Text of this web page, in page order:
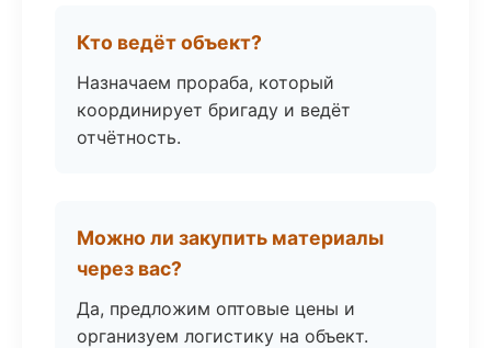
Кто ведёт объект?
Назначаем прораба, который
координирует бригаду и ведёт
отчётность.
Можно ли закупить материалы
через вас?
Да, предложим оптовые цены и
организуем логистику на объект.